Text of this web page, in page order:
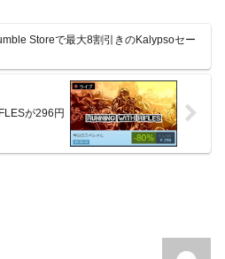
Storeで最大8割引きのKalypsoセー
が296円